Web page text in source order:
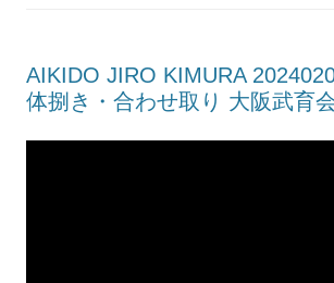
AIKIDO JIRO KIMURA
体捌き・合わせ取り 大阪武育